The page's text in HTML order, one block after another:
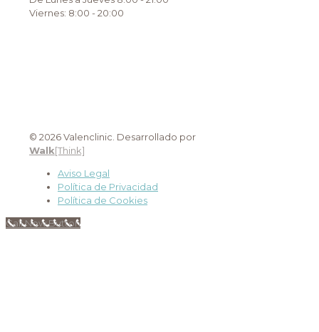
Viernes: 8:00 - 20:00
© 2026 Valenclinic. Desarrollado por
Walk[Think]
Aviso Legal
Política de Privacidad
Política de Cookies
Call Now Button